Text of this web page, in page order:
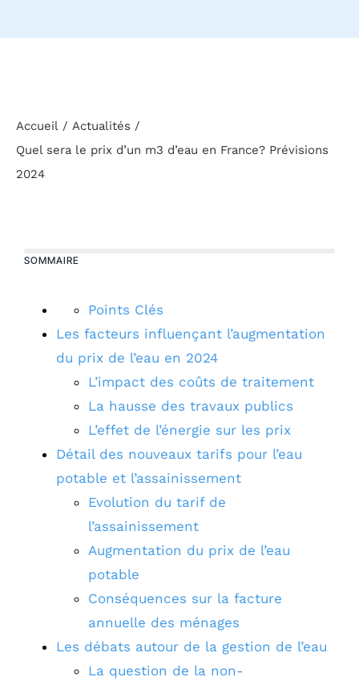
Accueil
Actualités
Quel sera le prix d’un m3 d’eau en France? Prévisions
2024
SOMMAIRE
Points Clés
Les facteurs influençant l’augmentation
du prix de l’eau en 2024
L’impact des coûts de traitement
La hausse des travaux publics
L’effet de l’énergie sur les prix
Détail des nouveaux tarifs pour l’eau
potable et l’assainissement
Evolution du tarif de
l’assainissement
Augmentation du prix de l’eau
potable
Conséquences sur la facture
annuelle des ménages
Les débats autour de la gestion de l’eau
La question de la non-